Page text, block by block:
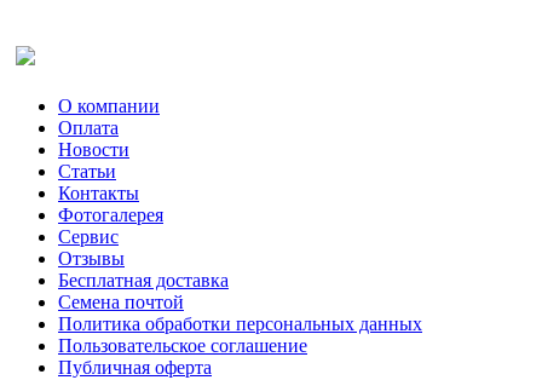
О компании
Оплата
Новости
Статьи
Контакты
Фотогалерея​
Сервис
Отзывы
Бесплатная доставка
Семена почтой
Политика обработки персональных данных
Пользовательское соглашение
Публичная оферта